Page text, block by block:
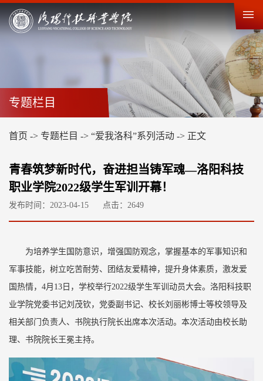
专题栏目
首页 -> 专题栏目 -> “爱我洛科”系列活动 -> 正文
青春筑梦新时代，奋进担当铸军魂—洛阳科技
职业学院2022级学生军训开幕！
发布时间：2023-04-15 点击： 2649
为培养学生国防意识，增强国防观念，掌握基本的军事知识和
军事技能，树立吃苦耐劳、团结友爱精神，提升身体素质，激发爱
国热情，4月13日，学校举行2022级学生军训动员大会。洛阳科技职
业学院党委书记刘茂钦，党委副书记、校长刘丽彬博士等校领导及
相关部门负责人、书院执行院长出席本次活动。本次活动由校长助
理、书院院长王冕主持。